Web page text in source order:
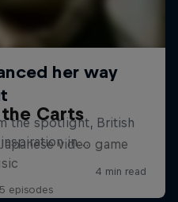
Carts
video game
5 episodes